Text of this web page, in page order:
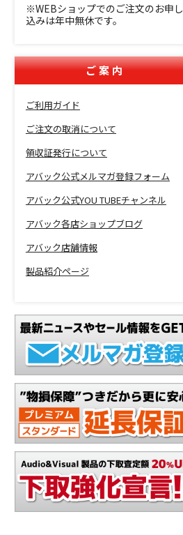
※WEBショップでのご注文のお申し
込みは年中無休です。
ご案内
ご利用ガイド
ご注文の取消について
領収証発行について
アバック公式メルマガ登録フォーム
アバック公式YOU TUBEチャンネル
アバック各店ショップブログ
アバック店舗情報
製品紹介ページ